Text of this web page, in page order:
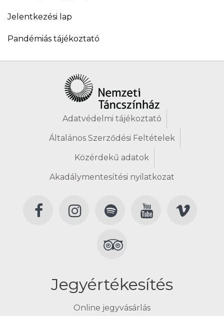
Jelentkezési lap
Pandémiás tájékoztató
Adatvédelmi tájékoztató
Általános Szerződési Feltételek
Közérdekű adatok
Akadálymentesítési nyilatkozat
Jegyértékesítés
Online jegyvásárlás